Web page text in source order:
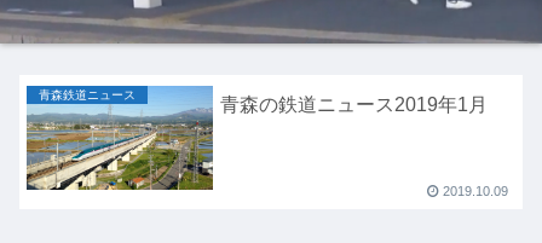
青森鉄道ニュース 青森の鉄道ニュース2019年1月
2019.10.09